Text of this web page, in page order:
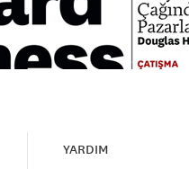
YARDIM